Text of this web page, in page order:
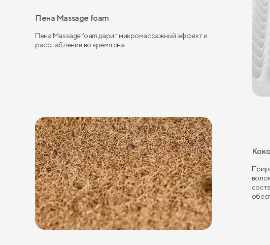
Пена Massage foam
Пена Massage foam дарит микромассажный эффект и
расслабление во время сна